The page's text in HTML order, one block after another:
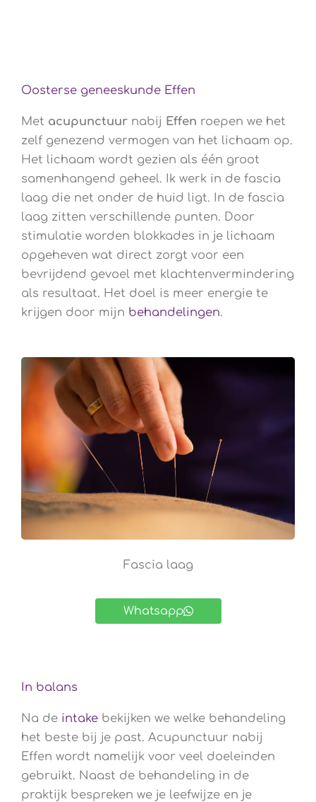
Oosterse geneeskunde Effen
Met acupunctuur nabij Effen roepen we het
zelf genezend vermogen van het lichaam op.
Het lichaam wordt gezien als één groot
samenhangend geheel. Ik werk in de fascia
laag die net onder de huid ligt. In de fascia
laag zitten verschillende punten. Door
stimulatie worden blokkades in je lichaam
opgeheven wat direct zorgt voor een
bevrijdend gevoel met klachtenvermindering
als resultaat. Het doel is meer energie te
krijgen door mijn behandelingen.
Fascia laag
Whatsapp
In balans
Na de intake bekijken we welke behandeling
het beste bij je past. Acupunctuur nabij
Effen wordt namelijk voor veel doeleinden
gebruikt. Naast de behandeling in de
praktijk bespreken we je leefwijze en je